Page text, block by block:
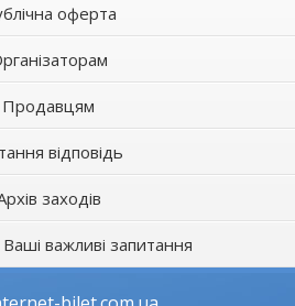
оферта
Продавцям
відповідь
заходів
Ваші важливі запитання